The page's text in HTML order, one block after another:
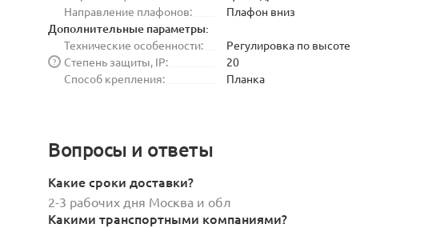
Направление плафонов:
Плафон вниз
Дополнительные параметры:
Технические особенности:
Регулировка по высоте
Степень защиты, IP:
?
20
Способ крепления:
Планка
Вопросы и ответы
Какие сроки доставки?
2-3 рабочих дня Москва и обл
Какими транспортными компаниями?